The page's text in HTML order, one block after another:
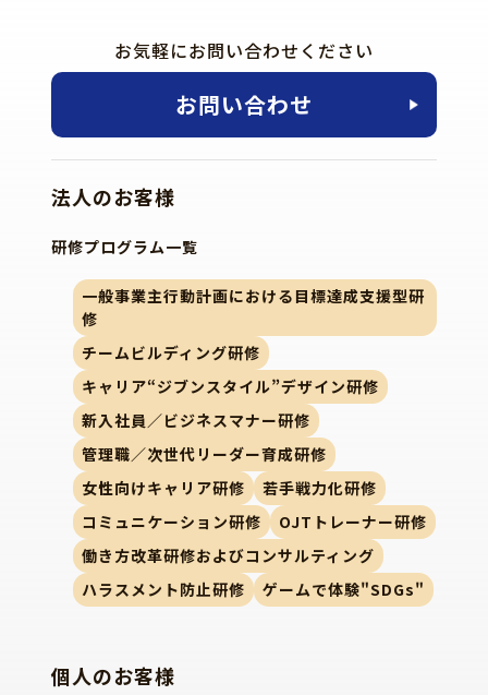
お気軽にお問い合わせください
お問い合わせ
法人のお客様
研修プログラム一覧
一般事業主行動計画における目標達成支援型研
修
チームビルディング研修
キャリア“ジブンスタイル”デザイン研修
新入社員／ビジネスマナー研修
管理職／次世代リーダー育成研修
女性向けキャリア研修
若手戦力化研修
コミュニケーション研修
OJTトレーナー研修
働き方改革研修およびコンサルティング
ハラスメント防止研修
ゲームで体験"SDGs"
個人のお客様